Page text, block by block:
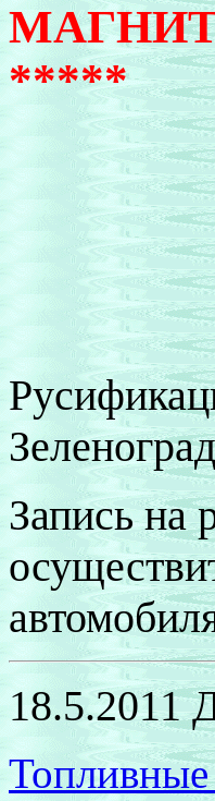
*****
Запись на
18.5.2011